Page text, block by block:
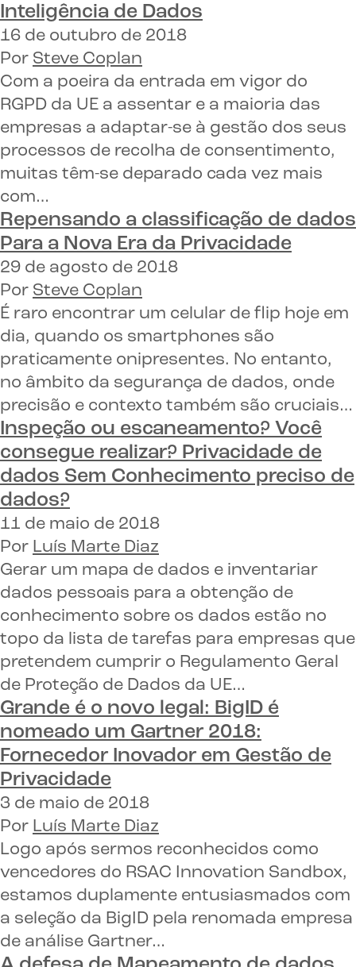
Inteligência de Dados
16 de outubro de 2018
Por Steve Coplan
Com a poeira da entrada em vigor do
RGPD da UE a assentar e a maioria das
empresas a adaptar-se à gestão dos seus
processos de recolha de consentimento,
muitas têm-se deparado cada vez mais
com…
Repensando a classificação de dados
Para a Nova Era da Privacidade
29 de agosto de 2018
Por Steve Coplan
É raro encontrar um celular de flip hoje em
dia, quando os smartphones são
praticamente onipresentes. No entanto,
no âmbito da segurança de dados, onde
precisão e contexto também são cruciais…
Inspeção ou escaneamento? Você
consegue realizar? Privacidade de
dados Sem Conhecimento preciso de
dados?
11 de maio de 2018
Por Luís Marte Diaz
Gerar um mapa de dados e inventariar
dados pessoais para a obtenção de
conhecimento sobre os dados estão no
topo da lista de tarefas para empresas que
pretendem cumprir o Regulamento Geral
de Proteção de Dados da UE…
Grande é o novo legal: BigID é
nomeado um Gartner 2018:
Fornecedor Inovador em Gestão de
Privacidade
3 de maio de 2018
Por Luís Marte Diaz
Logo após sermos reconhecidos como
vencedores do RSAC Innovation Sandbox,
estamos duplamente entusiasmados com
a seleção da BigID pela renomada empresa
de análise Gartner…